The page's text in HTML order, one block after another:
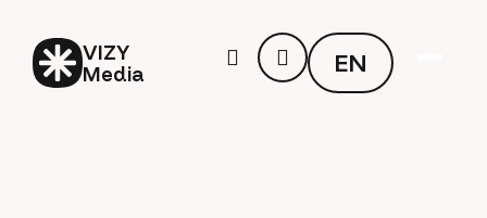
VIZY
Media
EN
EN